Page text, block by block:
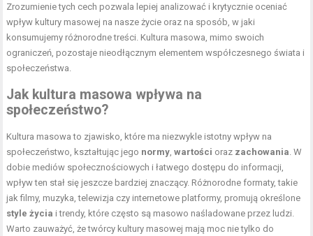
Zrozumienie tych cech pozwala lepiej analizować i krytycznie oceniać
wpływ kultury masowej na nasze życie oraz na sposób, w jaki
konsumujemy różnorodne treści. Kultura masowa, mimo swoich
ograniczeń, pozostaje nieodłącznym elementem współczesnego świata i
społeczeństwa.
Jak kultura masowa wpływa na
społeczeństwo?
Kultura masowa to zjawisko, które ma niezwykle istotny wpływ na
społeczeństwo, kształtując jego normy ,wartości oraz zachowania . W
dobie mediów społecznościowych i łatwego dostępu do informacji,
wpływ ten stał się jeszcze bardziej znaczący. Różnorodne formaty, takie
jak filmy, muzyka, telewizja czy internetowe platformy, promują określone
style życia i trendy, które często są masowo naśladowane przez ludzi.
Warto zauważyć, że twórcy kultury masowej mają moc nie tylko do